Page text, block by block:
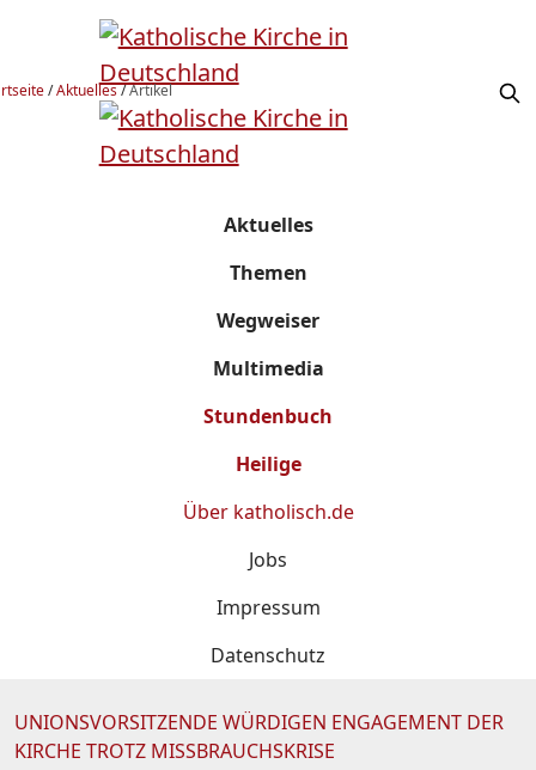
/Aktuelles/Artikel
Aktuelles
Themen
Wegweiser
Multimedia
Stundenbuch
Heilige
Über katholisch.de
Jobs
Impressum
Datenschutz
UNIONSVORSITZENDE WÜRDIGEN ENGAGEMENT DER
KIRCHE TROTZ MISSBRAUCHSKRISE